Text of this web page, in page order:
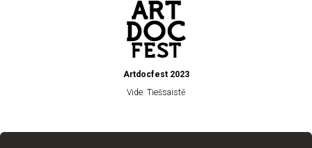
Artdocfest 2023
Vide. Tiešsaistē